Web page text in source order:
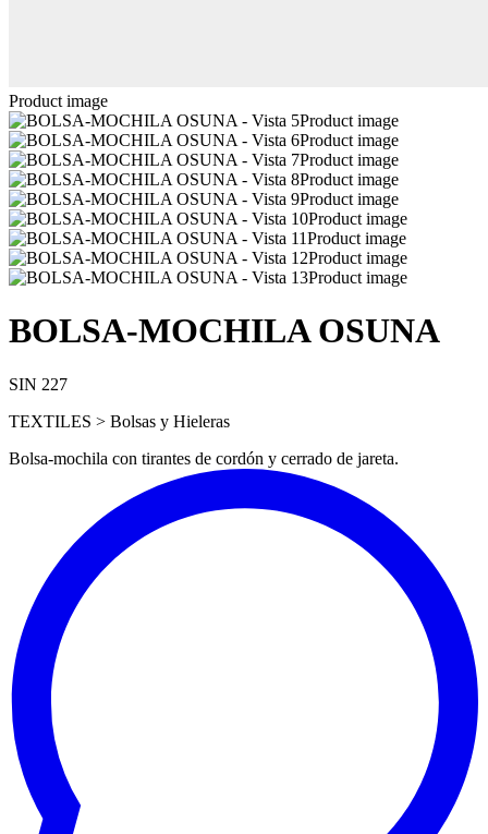
Product image
Product image
Product image
Product image
Product image
Product image
Product image
Product image
Product image
Product image
BOLSA-MOCHILA OSUNA
SIN 227
TEXTILES > Bolsas y Hieleras
Bolsa-mochila con tirantes de cordón y cerrado de jareta.